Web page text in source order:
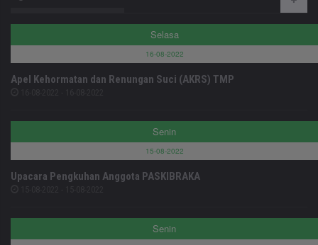
Selasa
16-08-2022
Apel Kehormatan dan Renungan Suci (AKRS) TMP
Senin
15-08-2022
Upacara Pengkuhan Anggota PASKIBRAKA
Senin